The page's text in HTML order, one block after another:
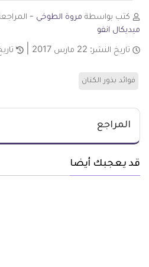
كتب بواسطة مروة الطوخي -
ميديكال انفو
تاريخ النشر: 22 مارس 2017
فوائد بذور الكتان
المراجع
قد يعجبك أيضا